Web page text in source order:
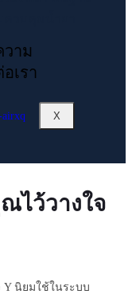
าม
เรา
X
ไว้วางใจ
Y นิยมใช้ในระบบ